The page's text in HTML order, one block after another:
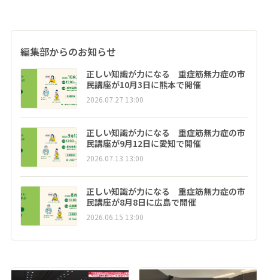
編集部からのお知らせ
正しい知識が力になる 重症筋無力症の市
民講座が10月3日に熊本で開催
2026.07.27 13:00
正しい知識が力になる 重症筋無力症の市
民講座が9月12日に愛知で開催
2026.07.13 13:00
正しい知識が力になる 重症筋無力症の市
民講座が8月8日に広島で開催
2026.06.15 13:00